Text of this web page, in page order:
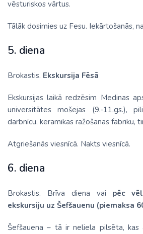
vēsturiskos vārtus.
Tālāk dosimies uz Fesu. Iekārtošanās,
5. diena
Brokastis. Ekskursija Fēsā
Ekskursijas laikā redzēsim Medinas
universitātes mošejas (9.-11.gs.),
darbnīcu, keramikas ražošanas fabriku,
Atgriešanās viesnīcā. Nakts viesnīcā.
6. diena
Brokastis. Brīva diena vai pēc
ekskursiju uz Šefšauenu (piemaksa
Šefšauena – tā ir neliela pilsēta, kas